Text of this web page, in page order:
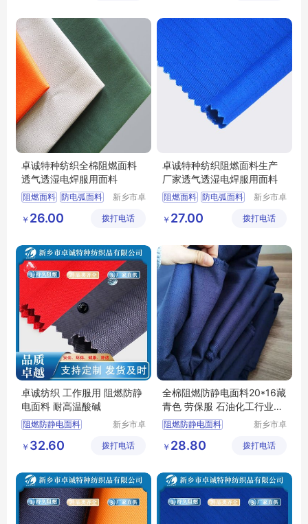
卓诚特种纺织全棉阻燃面料
透气透湿电焊服用面料
阻燃面料 防电弧面料
焊工服
新乡市卓
织品有限
￥ 26.00 拨打电话
卓诚特种纺织阻燃面料生产
厂家透气透湿电焊服用面料
阻燃面料 防电弧面料
焊工服
新乡市卓
织品有限
￥ 27.00 拨打电话
卓诚纺织 工作服用 阻燃防静
电面料 耐高温酸碱
阻燃防静电面料
耐酸碱面料
阻燃纱卡
新乡市卓
织品有限
￥ 32.60 拨打电话
全棉阻燃防静电面料20*16藏
青色 劳保服 石油化工行业工
作服
阻燃防静电面料
防静电布 工作服面料
新乡市卓
织品有限
￥ 28.80 拨打电话